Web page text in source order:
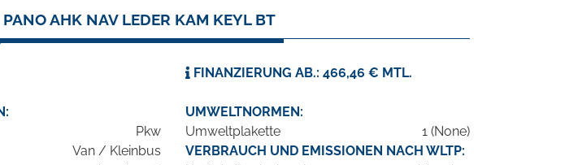
AHK NAV LEDER KAM KEYL BT
FINANZIERUNG AB.: 466,46 € MTL.
Pkw
Van / Kleinbus
UMWELTNORMEN:
Umweltplakette
1 (None)
VERBRAUCH UND EMISSIONEN NACH WLTP: